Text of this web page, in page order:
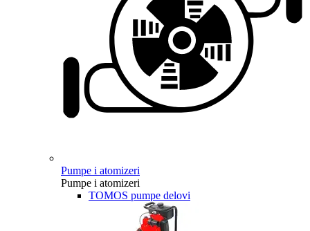
Pumpe i atomizeri
Pumpe i atomizeri
TOMOS pumpe delovi